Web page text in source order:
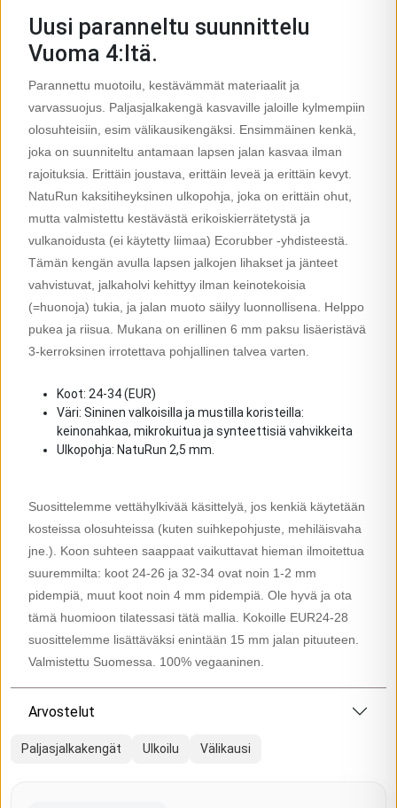
Uusi paranneltu suunnittelu
Vuoma 4:ltä.
Parannettu muotoilu, kestävämmät materiaalit ja
varvassuojus. Paljasjalkakengä kasvaville jaloille kylmempiin
olosuhteisiin, esim välikausikengäksi. Ensimmäinen kenkä,
joka on suunniteltu antamaan lapsen jalan kasvaa ilman
rajoituksia. Erittäin joustava, erittäin leveä ja erittäin kevyt.
NatuRun kaksitiheyksinen ulkopohja, joka on erittäin ohut,
mutta valmistettu kestävästä erikoiskierrätetystä ja
vulkanoidusta (ei käytetty liimaa) Ecorubber -yhdisteestä.
Tämän kengän avulla lapsen jalkojen lihakset ja jänteet
vahvistuvat, jalkaholvi kehittyy ilman keinotekoisia
(=huonoja) tukia, ja jalan muoto säilyy luonnollisena. Helppo
pukea ja riisua. Mukana on erillinen 6 mm paksu lisäeristävä
3-kerroksinen irrotettava pohjallinen talvea varten.
Koot: 24-34 (EUR)
Väri: Sininen valkoisilla ja mustilla koristeilla:
keinonahkaa, mikrokuitua ja synteettisiä vahvikkeita
Ulkopohja: NatuRun 2,5 mm.
Suosittelemme vettähylkivää käsittelyä, jos kenkiä käytetään
kosteissa olosuhteissa (kuten suihkepohjuste, mehiläisvaha
jne.). Koon suhteen saappaat vaikuttavat hieman ilmoitettua
suuremmilta: koot 24-26 ja 32-34 ovat noin 1-2 mm
pidempiä, muut koot noin 4 mm pidempiä. Ole hyvä ja ota
tämä huomioon tilatessasi tätä mallia. Kokoille EUR24-28
suosittelemme lisättäväksi enintään 15 mm jalan pituuteen.
Valmistettu Suomessa. 100% vegaaninen.
Arvostelut
Paljasjalkakengät Ulkoilu Välikausi